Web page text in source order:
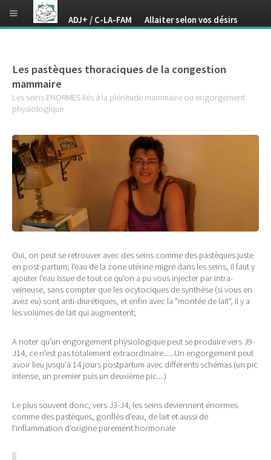
Les pastèques thoraciques de la congestion
mammaire
Les seins ENORMES liés à la plénitude mammaire ou engorgement
physiologique
Oui, on peut se retrouver avec des seins comme des pastèques juste
en post-partum; l'eau de la zone utérine migre dans les seins, il faut y
ajouter l'eau issue de tout ce qu'on a pu vous injecter par intra-
veineuse, sans compter que les ocytociques de synthèse (si vous en
avez eu) sont anti-diurétiques, et enfin avec la "montée de lait", il y a
les volumes de lait qui augmentent;
A noter qu'un engorgement physiologique peut se produire vers J9-
J14, ce n'est pas totalement extraordinaire......Un engorgement peut
avoir lieu jusqu'à 14 jours postpartum avec différents schémas (un pic
intense, un premier puis un deuxième pic....)
Le plus souvent donc, vers J3-J4, les seins deviennent énormes
comme des pastèques, gonflés d'eau, de lait et aussi de
l'inflammation d'origine purement hormonale
ADJ+ / C-LA-FAM Allaiter selon vos désirs